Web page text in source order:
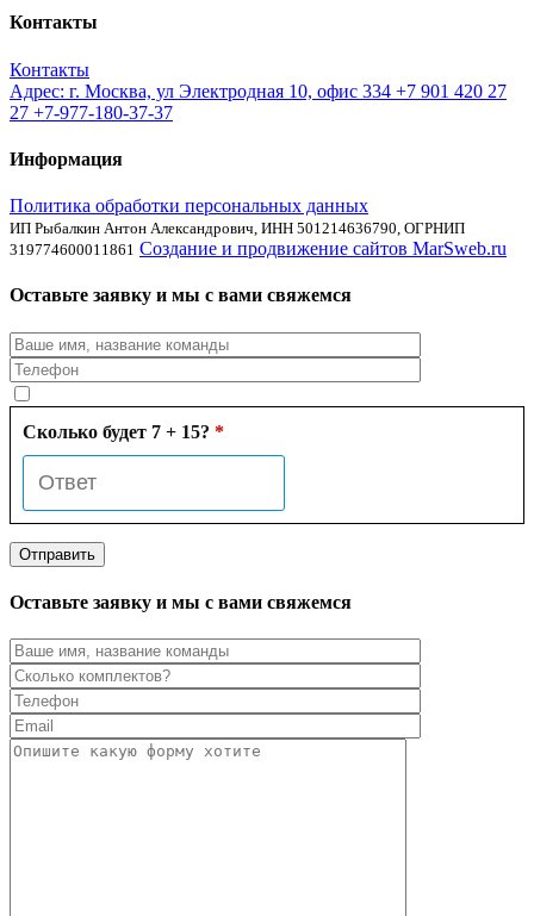
Контакты
Контакты
Адрес: г. Москва, ул Электродная 10, офис 334 +7 901 420 27
27 +7-977-180-37-37
Информация
Политика обработки персональных данных
ИП Рыбалкин Антон Александрович, ИНН 501214636790, ОГРНИП
319774600011861 Создание и продвижение сайтов MarSweb.ru
Оставьте заявку и мы с вами свяжемся
Сколько будет 7 + 15? *
Оставьте заявку и мы с вами свяжемся